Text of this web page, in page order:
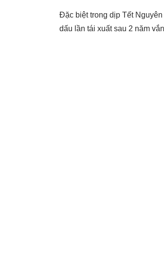
Đặc biệt trong dịp Tết
dấu lần tái xuất sau 2 năm